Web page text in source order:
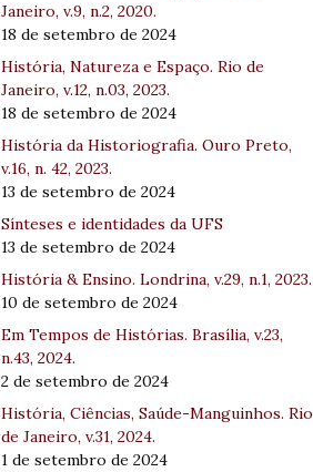
Janeiro, v.9, n.2, 2020.
18 de setembro de 2024
História, Natureza e Espaço. Rio de
Janeiro, v.12, n.03, 2023.
18 de setembro de 2024
História da Historiografia. Ouro Preto,
v.16, n. 42, 2023.
13 de setembro de 2024
Sínteses e identidades da UFS
13 de setembro de 2024
História & Ensino. Londrina, v.29, n.1, 2023.
10 de setembro de 2024
Em Tempos de Histórias. Brasília, v.23,
n.43, 2024.
2 de setembro de 2024
História, Ciências, Saúde-Manguinhos. Rio
de Janeiro, v.31, 2024.
1 de setembro de 2024